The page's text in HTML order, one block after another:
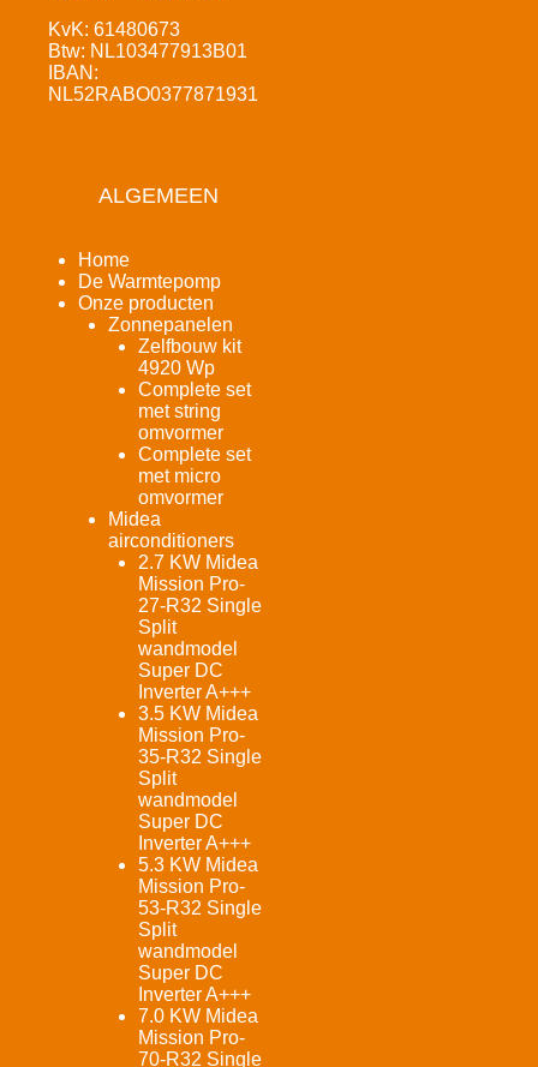
KvK: 61480673
Btw: NL103477913B01
IBAN:
NL52RABO0377871931
ALGEMEEN
Home
De Warmtepomp
Onze producten
Zonnepanelen
Zelfbouw kit
4920 Wp
Complete set
met string
omvormer
Complete set
met micro
omvormer
Midea
airconditioners
2.7 KW Midea
Mission Pro-
27-R32 Single
Split
wandmodel
Super DC
Inverter A+++
3.5 KW Midea
Mission Pro-
35-R32 Single
Split
wandmodel
Super DC
Inverter A+++
5.3 KW Midea
Mission Pro-
53-R32 Single
Split
wandmodel
Super DC
Inverter A+++
7.0 KW Midea
Mission Pro-
70-R32 Single